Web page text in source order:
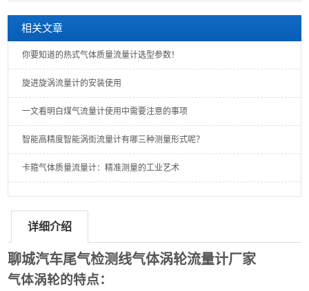
相关文章
你要知道的热式气体质量流量计选型参数！
旋进旋涡流量计的安装使用
一文看明白煤气流量计使用中需要注意的事项
智能高精度智能涡街流量计有哪三种测量形式呢？
卡箍气体质量流量计：精准测量的工业艺术
详细介绍
聊城汽车尾气检测线气体涡轮流量计厂家
气体涡轮的特点：